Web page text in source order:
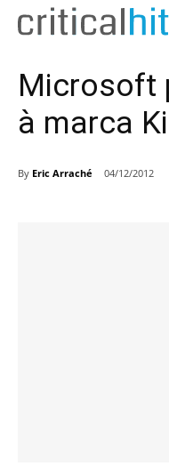
Microsoft
à marca
By Eric Arraché 04/12/2012